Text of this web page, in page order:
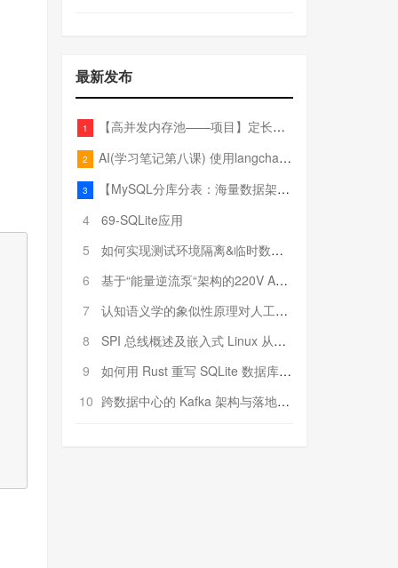
最新发布
1 【高并发内存池——项目】定长内存池——开胃小菜
2 AI(学习笔记第八课) 使用langchain的embedding models
3
【MySQL分库分表：海量数据架构的终极解决方案】
4
69-SQLite应用
5
如何实现测试环境隔离&临时数据库（pytest+SQLite）
6
基于“能量逆流泵“架构的220V AC至20V DC 300W高效电源设计
7
认知语义学的象似性原理对人工智能自然语言处理深层语义分析的影响与启示
8
SPI 总线概述及嵌入式 Linux 从属 SPI 设备驱动程序开发（第二部分，实践）
9
如何用 Rust 重写 SQLite 数据库（二）:是否有市场空间？
10 跨数据中心的 Kafka 架构与落地实战